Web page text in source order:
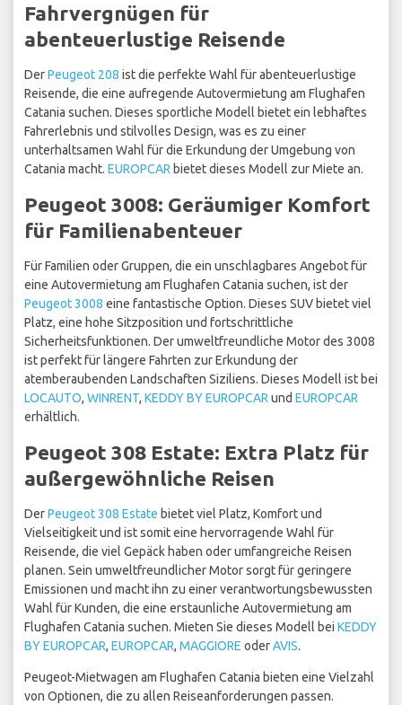
Fahrvergnügen für
abenteuerlustige Reisende
DerPeugeot 208 ist die perfekte Wahl für abenteuerlustige
Reisende, die eine aufregende Autovermietung am Flughafen
Catania suchen. Dieses sportliche Modell bietet ein lebhaftes
Fahrerlebnis und stilvolles Design, was es zu einer
unterhaltsamen Wahl für die Erkundung der Umgebung von
Catania macht. EUROPCAR bietet dieses Modell zur Miete an.
Peugeot 3008: Geräumiger Komfort
für Familienabenteuer
Für Familien oder Gruppen, die ein unschlagbares Angebot für
eine Autovermietung am Flughafen Catania suchen, ist der
Peugeot 3008 eine fantastische Option. Dieses SUV bietet viel
Platz, eine hohe Sitzposition und fortschrittliche
Sicherheitsfunktionen. Der umweltfreundliche Motor des 3008
ist perfekt für längere Fahrten zur Erkundung der
atemberaubenden Landschaften Siziliens. Dieses Modell ist bei
LOCAUTO, WINRENT, KEDDY BY EUROPCAR und EUROPCAR
erhältlich.
Peugeot 308 Estate: Extra Platz für
außergewöhnliche Reisen
DerPeugeot 308 Estate bietet viel Platz, Komfort und
Vielseitigkeit und ist somit eine hervorragende Wahl für
Reisende, die viel Gepäck haben oder umfangreiche Reisen
planen. Sein umweltfreundlicher Motor sorgt für geringere
Emissionen und macht ihn zu einer verantwortungsbewussten
Wahl für Kunden, die eine erstaunliche Autovermietung am
Flughafen Catania suchen. Mieten Sie dieses Modell bei KEDDY
BY EUROPCAR, EUROPCAR, MAGGIORE oderAVIS.
Peugeot-Mietwagen am Flughafen Catania bieten eine Vielzahl
von Optionen, die zu allen Reiseanforderungen passen.